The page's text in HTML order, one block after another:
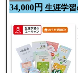
34,000円 生涯学